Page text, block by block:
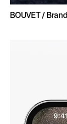
BOUVET /